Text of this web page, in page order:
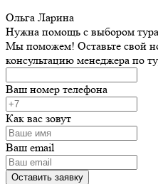
Ольга Ларина
Нужна помощь с выбором
Мы поможем! Оставьте свой
консультацию менеджера по
Ваш номер телефона
Как вас зовут
Ваш email